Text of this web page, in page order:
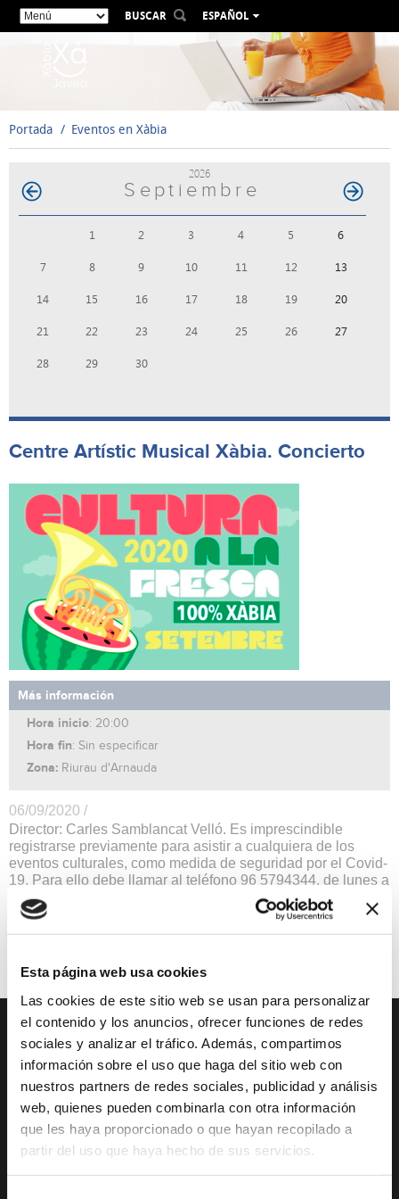
Esta página web usa cookies
Las cookies de este sitio web se usan para personalizar
el contenido y los anuncios, ofrecer funciones de redes
sociales y analizar el tráfico. Además, compartimos
información sobre el uso que haga del sitio web con
nuestros partners de redes sociales, publicidad y análisis
web, quienes pueden combinarla con otra información
que les haya proporcionado o que hayan recopilado a
partir del uso que haya hecho de sus servicios.
BUSCAR
ESPAÑOL
VALENCIÀ
ENGLISH
FRANÇAIS
Portada Eventos en Xàbia
2026
Septiembre
1 2 3 4 5 6
7 8 9 10 11 12 13
14 15 16 17 18 19 20
21 22 23 24 25 26 27
28 29 30
Centre Artístic Musical Xàbia. Concierto
Más información
Hora inicio: 20:00
Hora fin: Sin especificar
Zona: Riurau d'Arnauda
06/09/2020 /
Director: Carles Samblancat Velló. Es imprescindible
registrarse previamente para asistir a cualquiera de los
eventos culturales, como medida de seguridad por el Covid-
19. Para ello debe llamar al teléfono 96 5794344, de lunes a
jueves en horario de 8 a 14h y los viernes de 8 a 12h.
DESCUBRE XÀBIA
Mirador Virtual
Cultura y Patrimonio
Paseo por Xàbia
QUÉ HACER
Eventos todo el año
Camino del Alba
Actividades